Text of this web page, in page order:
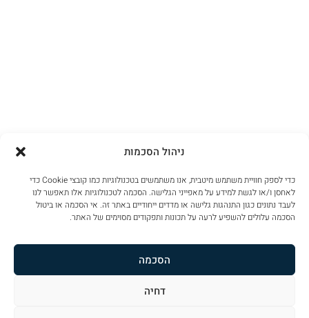
ניהול הסכמות
כדי לספק חוויית משתמש מיטבית, אנו משתמשים בטכנולוגיות כמו קובצי Cookie כדי
לאחסן ו/או לגשת למידע על מאפייני הגלישה. הסכמה לטכנולוגיות אלו תאפשר לנו
לעבד נתונים כגון התנהגות גלישה או מדדים ייחודיים באתר זה. אי הסכמה או ביטול
הסכמה עלולים להשפיע לרעה על תכונות ותפקודים מסוימים של האתר.
הסכמה
דחיה